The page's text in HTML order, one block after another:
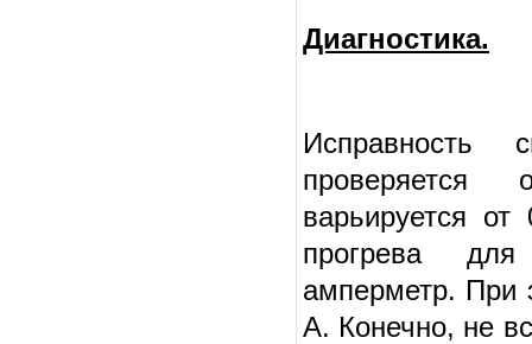
Диагностика.
Исправность
проверяется
варьируется
прогрева для
амперметр. При
А. Конечно, не